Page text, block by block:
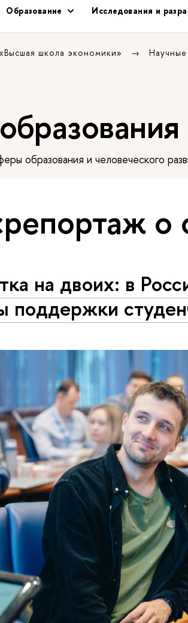
Образование Исследования и
школа экономики»
образования и человеческого
о
на двоих: в
поддержки